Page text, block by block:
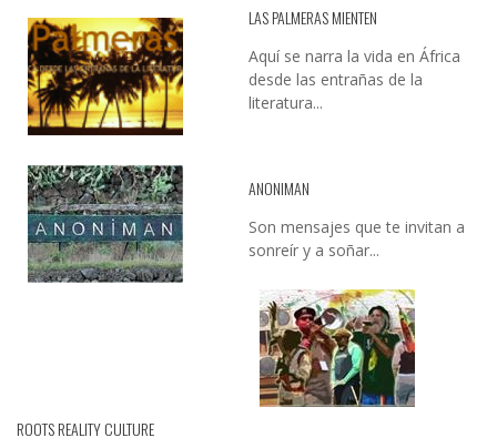
LAS PALMERAS MIENTEN
Aquí se narra la vida en África
desde las entrañas de la
literatura...
ANONIMAN
Son mensajes que te invitan a
sonreír y a soñar...
ROOTS REALITY CULTURE